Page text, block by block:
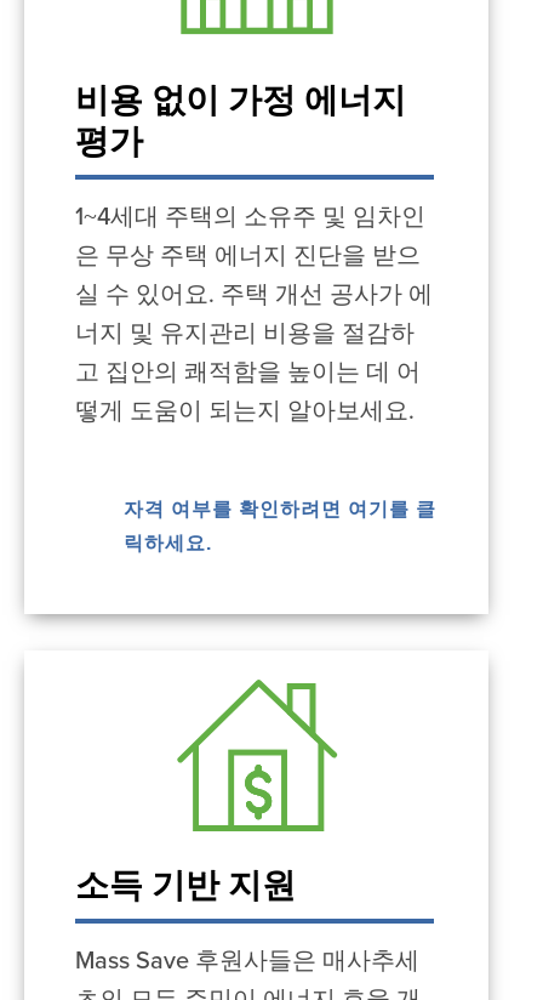
비용 없이 가정 에너지
평가
1~4세대 주택의 소유주 및 임차인
은 무상 주택 에너지 진단을 받으
실 수 있어요. 주택 개선 공사가 에
너지 및 유지관리 비용을 절감하
고 집안의 쾌적함을 높이는 데 어
떻게 도움이 되는지 알아보세요.
자격 여부를 확인하려면 여기를 클
릭하세요.
소득 기반 지원
Mass Save 후원사들은 매사추세